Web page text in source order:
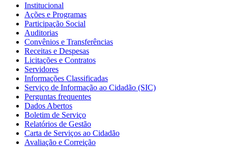
Institucional
Ações e Programas
Participação Social
Auditorias
Convênios e Transferências
Receitas e Despesas
Licitações e Contratos
Servidores
Informações Classificadas
Serviço de Informação ao Cidadão (SIC)
Perguntas frequentes
Dados Abertos
Boletim de Serviço
Relatórios de Gestão
Carta de Serviços ao Cidadão
Avaliação e Correição